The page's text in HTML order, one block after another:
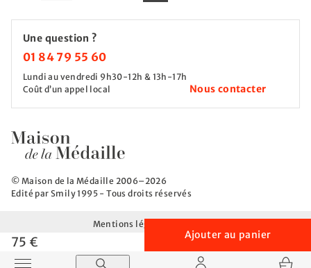
Afficher / Masquer le menu
75 € Ajouter au panier
© Maison de la Médaille 2006–2026
Edité par Smily 1995 - Tous droits réservés
Une question ?
01 84 79 55 60
Lundi au vendredi 9h30-12h & 13h-17h
Coût d’un appel local
Nous contacter
Mentions légales
Politique de protection des données